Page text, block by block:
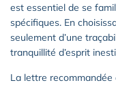
est essentiel de se
spécifiques. En
seulement d’une
tranquillité d’esprit
La lettre